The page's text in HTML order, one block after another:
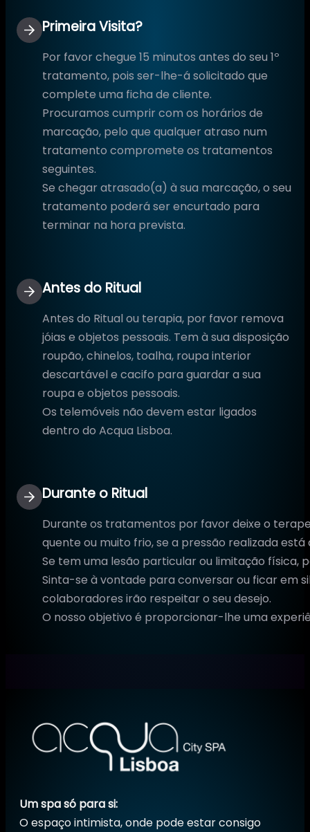
Primeira Visita?
Por favor chegue 15 minutos antes do seu 1º
tratamento, pois ser-lhe-á solicitado que
complete uma ficha de cliente.
Procuramos cumprir com os horários de
marcação, pelo que qualquer atraso num
tratamento compromete os tratamentos
seguintes.
Se chegar atrasado(a) à sua marcação, o seu
tratamento poderá ser encurtado para
terminar na hora prevista.
Antes do Ritual
Antes do Ritual ou terapia, por favor remova
jóias e objetos pessoais. Tem à sua disposição
roupão, chinelos, toalha, roupa interior
descartável e cacifo para guardar a sua
roupa e objetos pessoais.
Os telemóveis não devem estar ligados
dentro do Acqua Lisboa.
Durante o Ritual
Durante os tratamentos por favor deixe o
quente ou muito frio, se a pressão realizada
Se tem uma lesão particular ou limitação
Sinta-se à vontade para conversar ou ficar em
colaboradores irão respeitar o seu desejo.
O nosso objetivo é proporcionar-lhe uma
Um spa só para si:
O espaço intimista, onde pode estar consigo